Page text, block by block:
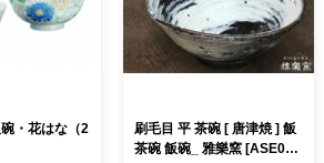
・花はな（2
刷毛目 平 茶碗 [ 唐津焼 ] 飯
茶碗 飯碗_ 雅樂窯 [ASE00